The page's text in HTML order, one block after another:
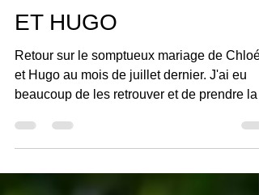
MARIAGE DE CHLOE
ET HUGO
Retour sur le somptueux mariage de Chloé
et Hugo au mois de juillet dernier. J'ai eu
beaucoup de les retrouver et de prendre la